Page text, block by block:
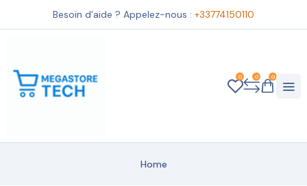
Besoin d’aide ? Appelez-nous : +33774150110
0 0 0
Home